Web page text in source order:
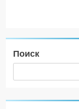
Поиск